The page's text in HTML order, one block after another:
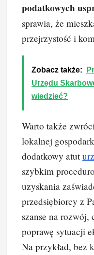
podatkowych
sprawia, że
przejrzystość i
Zobacz także:
Urzędu
wiedzieć?
Warto także
lokalnej
dodatkowy atut
szybkim
uzyskania
przedsiębiorcy z
szanse na rozwój,
poprawę sytuacji
Na przykład, bez